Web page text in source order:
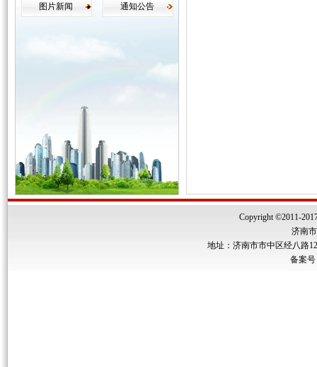
图片新闻 通知公告
Copyright ©2011-
济南
地址：济南市市中区经八路
备案号